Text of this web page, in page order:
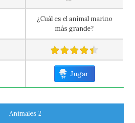
¿Cuál es el animal marino
más grande?
Jugar
Animales 2